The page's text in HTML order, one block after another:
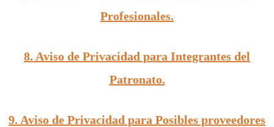
Profesionales.
8. Aviso de Privacidad para Integrantes del
Patronato.
9. Aviso de Privacidad para Posibles proveedores